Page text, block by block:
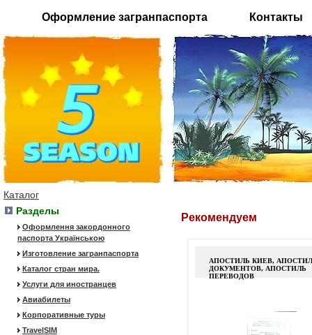
Оформление загранпаспорта Контакты
Каталог
Разделы
Оформлення закордонного
паспорта Українською
Изготовление загранпаспорта
Каталог стран мира.
Услуги для иностранцев
Авиабилеты
Корпоративные туры
TravelSIM
Рекомендуем
АПОСТИЛЬ КИЕВ,
ДОКУМЕНТОВ, АПОСТИЛЬ
ПЕРЕВОДОВ